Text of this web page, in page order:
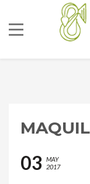
03
MAY
2017